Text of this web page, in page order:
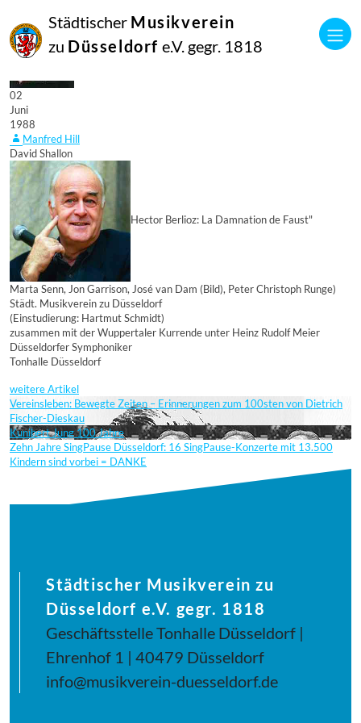
Städtischer Musikverein
zu Düsseldorf e.V. gegr. 1818
02
Juni
1988
Manfred Hill
David Shallon
Hector Berlioz: La Damnation de Faust"
Marta Senn, Jon Garrison, José van Dam (Bild), Peter Christoph Runge)
Städt. Musikverein zu Düsseldorf
(Einstudierung: Hartmut Schmidt)
zusammen mit der Wuppertaler Kurrende unter Heinz Rudolf Meier
Düsseldorfer Symphoniker
Tonhalle Düsseldorf
weitere Artikel
Vereinsleben: Bewegte Zeiten – Erinnerungen zum 100sten von Dietrich
Fischer-Dieskau
Kunibert Jung 100 Jahre
Zehn Jahre SingPause Düsseldorf: 16 SingPause-Konzerte mit 13.500
Kindern sind vorbei = DANKE
Städtischer Musikverein zu
Düsseldorf e.V. gegr. 1818
Geschäftsstelle Tonhalle Düsseldorf |
Ehrenhof 1 | 40479 Düsseldorf
info@musikverein-duesseldorf.de